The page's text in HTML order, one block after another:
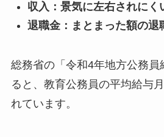
収入：景気に左右されにく
退職金：まとまった額の退
総務省の「令和4年地方公務員
ると、教育公務員の平均給与
れています。